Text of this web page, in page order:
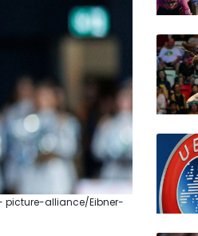
- picture-alliance/Eibner-